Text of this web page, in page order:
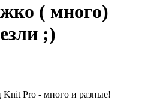
( много)
;)
Pro - много и разные!